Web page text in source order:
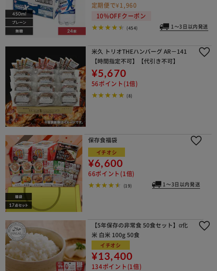
定期便で¥1,960
10%OFFクーポン
(454) 1～3日以内発送
米久 トリオTHEハンバーグ AR－141
【時間指定不可】【代引き不可】
¥5,670
56ポイント(1倍)
(8)
保存食福袋
イチオシ
¥6,600
66ポイント(1倍)
(19) 1～3日以内発送
【5年保存の非常食 50食セット】α化
米 白米 100g 50食
イチオシ
¥13,400
134ポイント(1倍)
※ご確認ください
カートに入れる 購入手続きへ